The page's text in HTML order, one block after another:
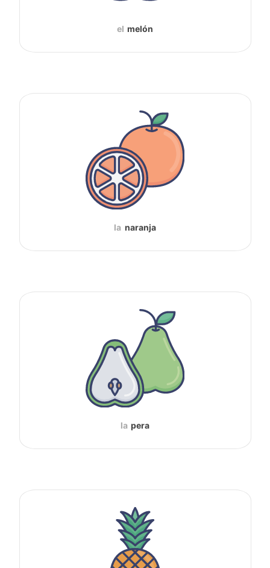
el melón
la naranja
la pera